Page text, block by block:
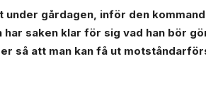
gårdagen, inför den
saken klar för sig vad han bör
så att man kan få ut